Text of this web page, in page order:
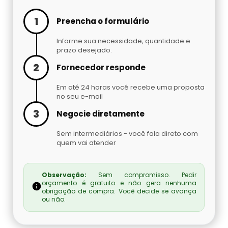
Argônio Líquido
Nitrogênio Líquido Preço
Cilindro De Gás Carbônico Para Chopp
Gás Hélio Comprar
Cilindro De Gás Para Chopeira Preço
Tocha Mig Mag
Gases Especiais
Gás Carbônico Líquido
Cilindro De Oxigênio Hospitalar Para Alugar
Cilindro De Oxigenio Medicinal 50 Litros
Cilindro De Oxigênio Para Inalação
Cilindro De Oxigênio Para Inalação Preço
Cilindro Oxigenio Medicinal 3 Litros
Cilindro Oxigenio Medicinal Preço
Preço De Cilindro De Oxigênio Medicinal
Preço De Cilindro De Oxigênio
1 Preencha o formulário
Informe sua necessidade, quantidade e
prazo desejado.
2 Fornecedor responde
Em até 24 horas você recebe uma proposta
no seu e-mail
3 Negocie diretamente
Sem intermediários - você fala direto com
quem vai atender
Observação: Sem compromisso. Pedir
orçamento é gratuito e não gera nenhuma
obrigação de compra. Você decide se avança
ou não.